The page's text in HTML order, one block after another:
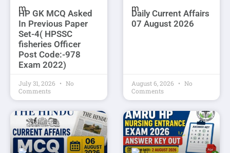
HP GK MCQ Asked
In Previous Paper
Set-4( HPSSC
fisheries Officer
Post Code:-978
Exam 2022)
July 31, 2026
No
Comments
Daily Current Affairs
07 August 2026
August 6, 2026
No
Comments